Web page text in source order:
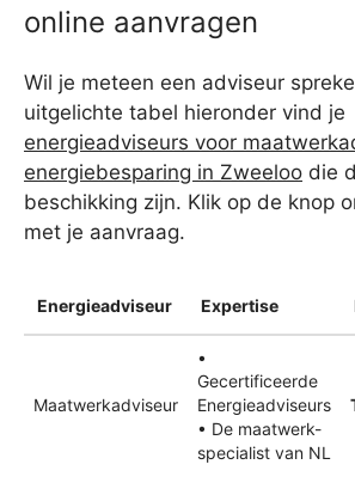
online aanvragen
Wil je meteen een adviseur
uitgelichte tabel hieronder vind je
energieadviseurs voor
energiebesparing in Zweeloo die
beschikking zijn. Klik op de knop
met je aanvraag.
Energieadviseur Expertise
Maatwerkadviseur
•
Gecertificeerde
Energieadviseurs
• De maatwerk-
specialist van NL